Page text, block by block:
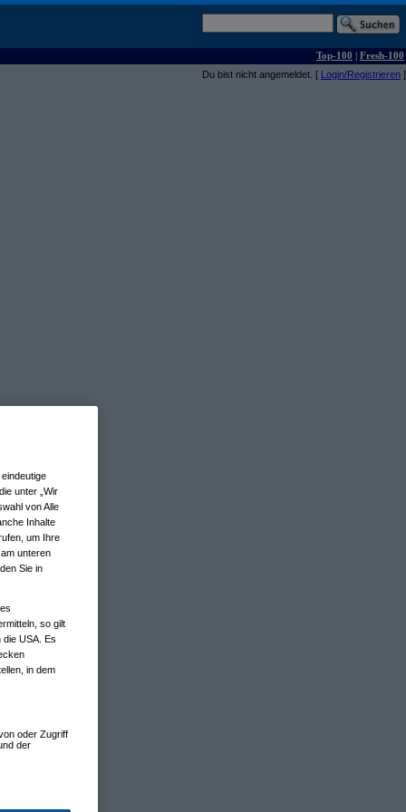
Top-100 | Fresh-100
Du bist nicht angemeldet. [ Login/Registrieren ]
unter „Wir
von Alle
Inhalte
um Ihre
unteren
Sie in
so gilt
die USA. Es
in dem
oder Zugriff
der